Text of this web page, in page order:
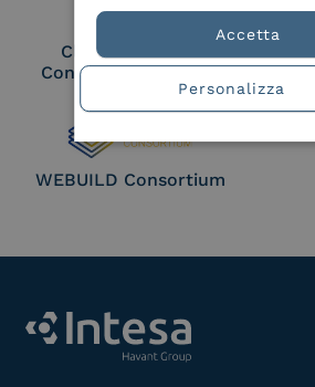
Cloud Signature
Consortium Member
WEBUILD Consortium
Accetta
Personalizza